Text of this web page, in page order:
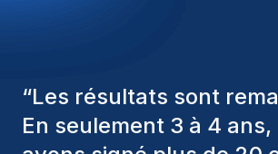
“Les consultants
toujours pris en